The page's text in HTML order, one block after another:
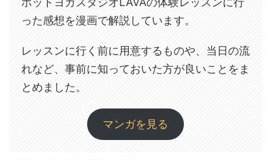
った感想を漫画で解説しています。
レッスンに行く前に用意するものや、当日の流
れなど、事前に知っておいた方が良いことをま
とめました。
マンガを見る